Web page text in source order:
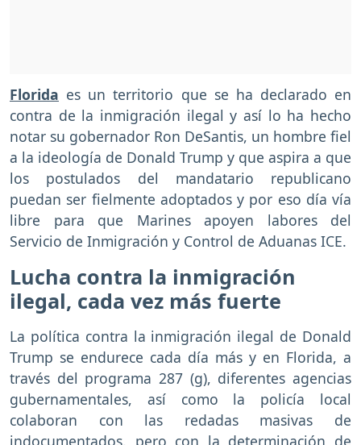
Florida es un territorio que se ha declarado en
contra de la inmigración ilegal y así lo ha hecho
notar su gobernador Ron DeSantis, un hombre fiel
a la ideología de Donald Trump y que aspira a que
los postulados del mandatario republicano
puedan ser fielmente adoptados y por eso día vía
libre para que Marines apoyen labores del
Servicio de Inmigración y Control de Aduanas ICE.
Lucha contra la inmigración
ilegal, cada vez más fuerte
La política contra la inmigración ilegal de Donald
Trump se endurece cada día más y en Florida, a
través del programa 287 (g), diferentes agencias
gubernamentales, así como la policía local
colaboran con las redadas masivas de